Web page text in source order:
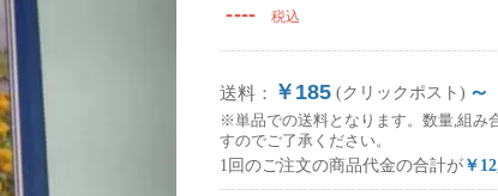
---- 税込
送料： ￥185 (クリックポスト) ～
※単品での送料となります。数量,組み
すのでご了承ください。
1回のご注文の商品代金の合計が ￥